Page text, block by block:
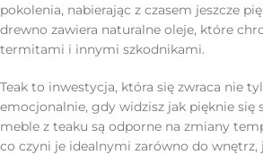
pokolenia, nabierając z czasem jeszcze
drewno zawiera naturalne oleje, które
termitami i innymi szkodnikami.
Teak to inwestycja, która się zwraca nie
emocjonalnie, gdy widzisz jak pięknie się
meble z teaku są odporne na zmiany
co czyni je idealnymi zarówno do wnętrz,